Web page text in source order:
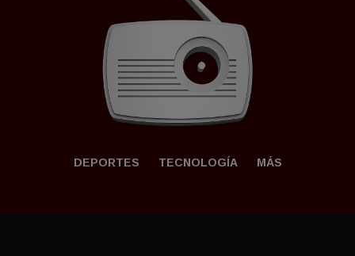
DEPORTES TECNOLOGÍ­A MÁS